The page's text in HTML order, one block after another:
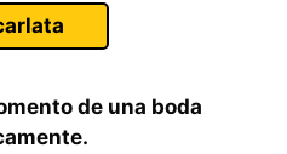
de una boda